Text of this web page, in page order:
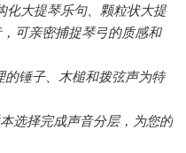
大提琴乐句、颗粒状大提
可亲密捕捉琴弓的质感和
锤子、木槌和拨弦声为特
选择完成声音分层，为您的